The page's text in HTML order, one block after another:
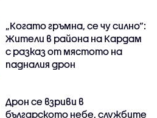
„Когато гръмна, се чу силно“:
Жители в района на Кардам
с разказ от мястото на
падналия дрон
Дрон се взриви в
българското небе, службите